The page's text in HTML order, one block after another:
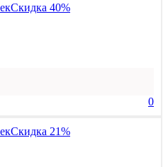
Скидка 40%
0
Скидка 21%